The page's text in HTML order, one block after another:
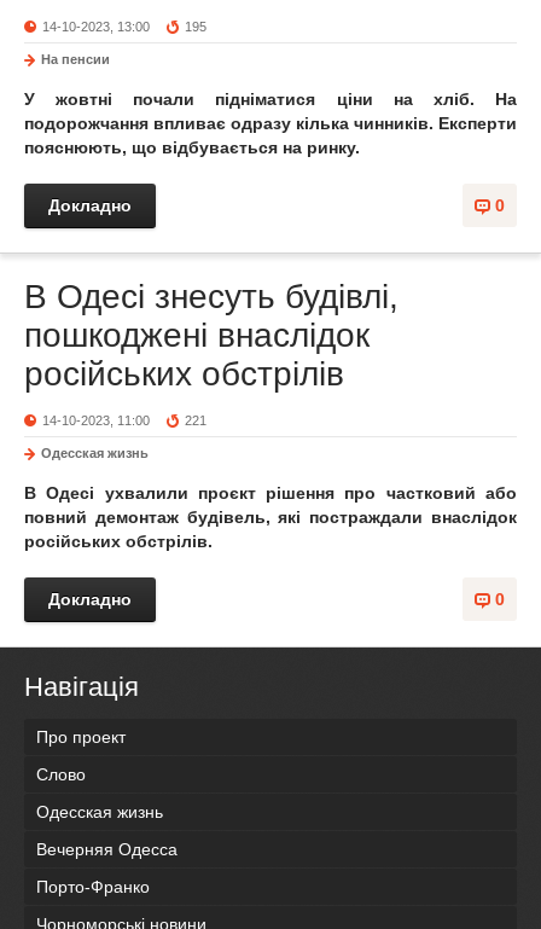
14-10-2023, 13:00 195
На пенсии
У жовтні почали підніматися ціни на хліб. На
подорожчання впливає одразу кілька чинників. Експерти
пояснюють, що відбувається на ринку.
0
Докладно
В Одесі знесуть будівлі,
пошкоджені внаслідок
російських обстрілів
14-10-2023, 11:00 221
Одесская жизнь
В Одесі ухвалили проєкт рішення про частковий або
повний демонтаж будівель, які постраждали внаслідок
російських обстрілів.
0
Докладно
Навігація
Про проект
Слово
Одесская жизнь
Вечерняя Одесса
Порто-Франко
Чорноморські новини